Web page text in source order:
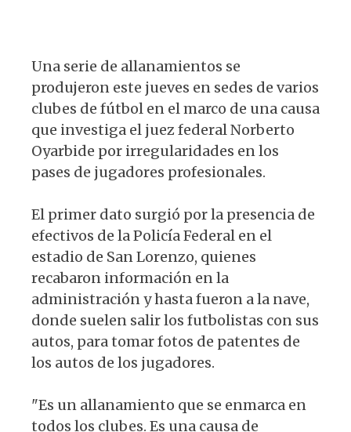
Una serie de allanamientos se
produjeron este jueves en sedes de varios
clubes de fútbol en el marco de una causa
que investiga el juez federal Norberto
Oyarbide por irregularidades en los
pases de jugadores profesionales.
El primer dato surgió por la presencia de
efectivos de la Policía Federal en el
estadio de San Lorenzo, quienes
recabaron información en la
administración y hasta fueron a la nave,
donde suelen salir los futbolistas con sus
autos, para tomar fotos de patentes de
los autos de los jugadores.
"Es un allanamiento que se enmarca en
todos los clubes. Es una causa de